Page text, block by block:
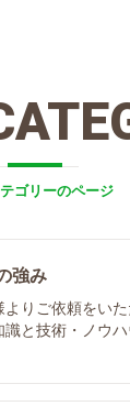
ゴリーのページ
強み
よりご依頼をい
識と技術・ノウ